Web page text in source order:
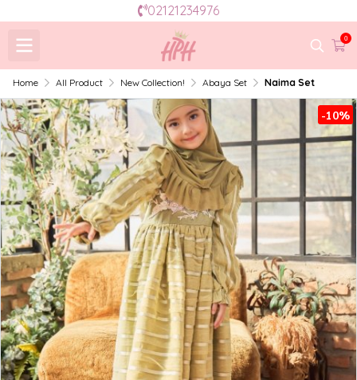
02121234976
0
Home All Product New Collection! Abaya Set Naima Set
-10%